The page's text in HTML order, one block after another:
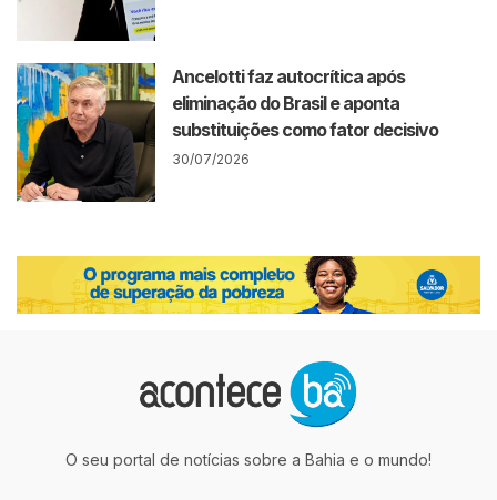
Ancelotti faz autocrítica após
eliminação do Brasil e aponta
substituições como fator decisivo
30/07/2026
O seu portal de notícias sobre a Bahia e o mundo!